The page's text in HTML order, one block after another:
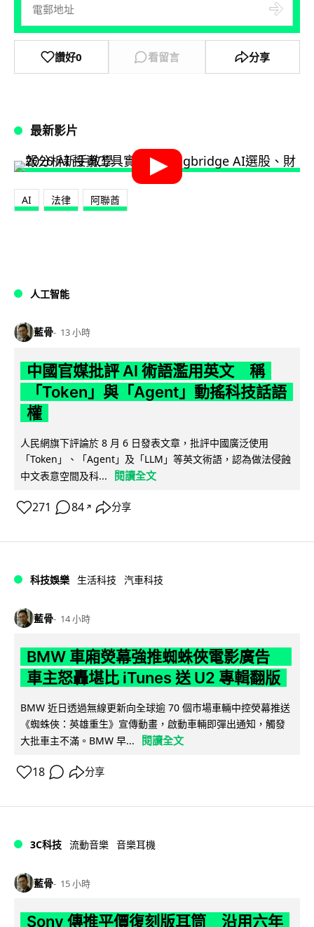
讚好0 看留言 分享
最新影片
AI 法律 阿聯酋
人工智能
藍骨 13 小時
中國官媒批評 AI 術語濫用英文 稱
「Token」與「Agent」動搖科技話語
權
人民網旗下評論於 8 月 6 日發表文章，批評中國廣泛使用
「Token」、「Agent」及「LLM」等英文術語，認為做法侵蝕
中文表意空間及科...
閱讀全文
271 84 ↗ 分享
科技娛樂 生活科技 汽車科技
藍骨 14 小時
BMW 車廂熒幕強推蜘蛛俠電影廣告
車主怒轟堪比 iTunes 送 U2 專輯翻版
BMW 近日透過無線更新向全球逾 70 個市場車輛中控熒幕推送
《蜘蛛俠：英雄重生》宣傳動畫，啟動車輛即彈出通知，觸發
大批車主不滿。BMW 早...
閱讀全文
18 分享
3C科技 流動音樂 音樂耳機
藍骨 15 小時
Sony 傳推平價復刻版耳筒 沿用六年